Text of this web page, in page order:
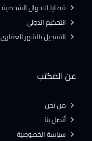
عن المكتب
من نحن
أتصل بنا
سياسة الخصوصية
قضايا الاحوال الشخصية
التحكيم الدولى
التسجيل بالشهر العقارى